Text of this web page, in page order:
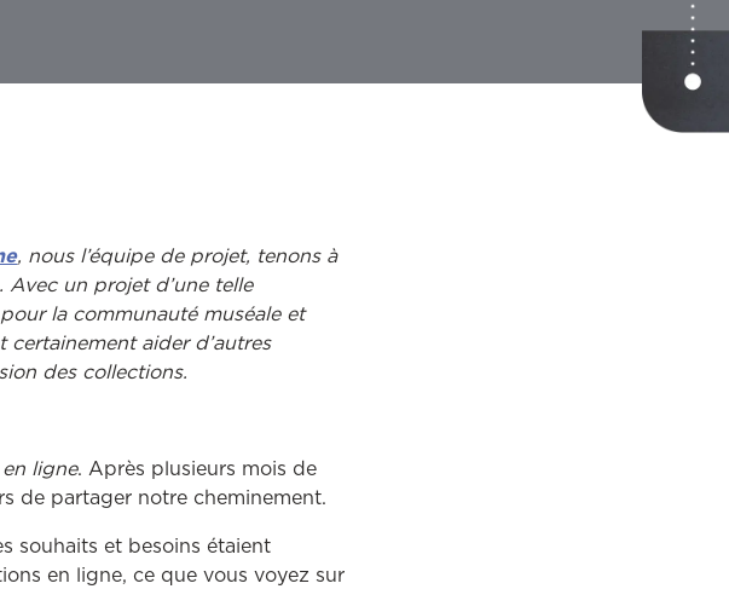
, nous l’équipe de projet, tenons à
un projet d’une telle
la communauté muséale et
aider d’autres
des collections.
ligne. Après plusieurs mois de
de partager notre cheminement.
souhaits et besoins étaient
en ligne, ce que vous voyez sur